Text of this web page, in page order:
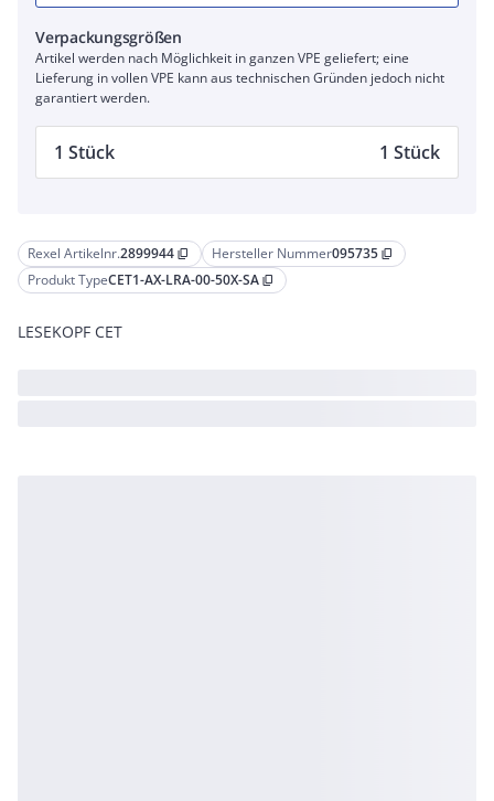
Rexel Artikelnr.2899944 content_copy Hersteller Nummer095735 content_copy
Produkt TypeCET1-AX-LRA-00-50X-SA content_copy
LESEKOPF CET
Verpackungsgrößen
Artikel werden nach Möglichkeit in ganzen VPE geliefert; eine
Lieferung in vollen VPE kann aus technischen Gründen jedoch nicht
garantiert werden.
1 Stück 1 Stück